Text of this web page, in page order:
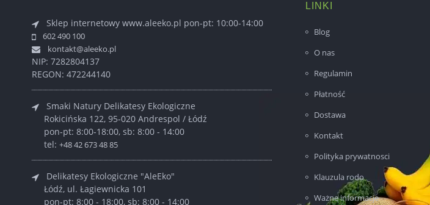
Sklep internetowy www.aleeko.pl pon-pt: 10:00-14:00
602 490 100
kontakt@aleeko.pl
NIP: 7282804137
REGON: 472244140
Smaki Natury Delikatesy Ekologiczne
Rokicińska 122, 95-020 Andrespol / Łódź
pon-pt: 8:00-18:00, sb: 8:00 - 14:00
tel: +48 42 673 48 85
Delikatesy Ekologiczne "AleEko"
Łódź, ul. Łagiewnicka 101
pon-pt: 8:00 - 18:00, sb: 8:00 - 14:00
LINKI
Blog
O nas
Regulamin
Płatność
Dostawa
Kontakt
Polityka prywatnosci
Klauzula rodo
Ważne informacje